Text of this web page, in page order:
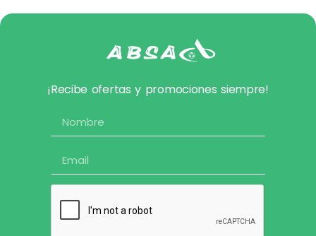
¡Recibe ofertas y promociones siempre!